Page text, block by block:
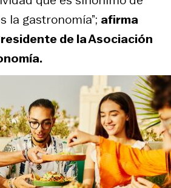
la gastronomía”; afirma
de la Asociación